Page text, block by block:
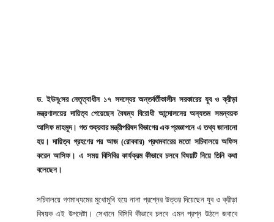
ড. ইউনূ‌সের নেতৃত্বাধীন ১৭ সদস্যের অন্তর্বর্তীকালীন সরকারের যুব ও ক্রীড়া
মন্ত্রণালয়ের দায়িত্ব পেয়েছেন বৈষম্য বিরোধী আন্দোলনের অন্যতম সমন্বয়ক
আসিফ মাহমুদ। গত শুক্রবার মন্ত্রীপরিষদ বিভাগের এক প্রজ্ঞাপনে এ তথ্য জানানো
হয়। দায়িত্ব গ্রহণের পর আজ (রোববার) প্রথমবারের মতো সচিবালয়ে অফিস
করেন আসিফ। এ সময় বিসিবির কার্যক্রম কীভাবে চলবে বিষয়টি নিয়ে তিনি কথা
বলেছেন।
সচিবালয়ে গণমাধ্যমের মুখোমুখি হয়ে নানা প্রশ্নের উত্তর দিয়েছেন যুব ও ক্রীড়া
বিষয়ক এই উপদেষ্টা। সেখানে বিসিবি কীভাবে চলবে এমন প্রশ্ন উঠলে জবাবে